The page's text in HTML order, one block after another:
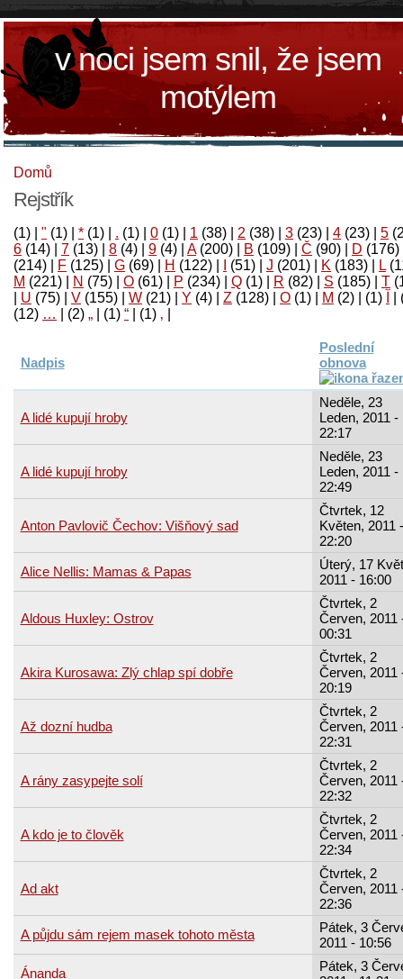
v noci jsem snil, že jsem
motýlem
Domů
Rejstřík
(1) " (1) * (1) . (1) 0 (1) 1 (38) 2 (38) 3 (23) 4 (23) 5
6 (14) 7 (13) 8 (4) 9 (4) A(200) B (109) Č (90) D (176)
(214)
F (125) G (69) H (122) (51) J (201) K (183) L
M (221) N (75) O (61) P (234) Q (1) R (82) S (185) T
U (75) V (155) W (21) Y (4) Z (128) Ο (1) М (2)
(1)
‚
(1)
“
(1)
„
(2)
…
(12)
Nadpis
Poslední
obnova
A lidé kupují hroby
Neděle, 23
Leden, 2011 -
22:17
A lidé kupují hroby
Neděle, 23
Leden, 2011 -
22:49
Anton Pavlovič Čechov: Višňový sad
Čtvrtek, 12
Květen, 2011 -
22:20
Alice Nellis: Mamas & Papas
Úterý, 17
2011 - 16:00
Aldous Huxley: Ostrov
Čtvrtek, 2
Červen, 2011
00:31
Akira Kurosawa: Zlý chlap spí dobře
Čtvrtek, 2
Červen, 2011
20:19
Až dozní hudba
Čtvrtek, 2
Červen, 2011
22:31
A rány zasypejte solí
Čtvrtek, 2
Červen, 2011
22:32
A kdo je to člověk
Čtvrtek, 2
Červen, 2011
22:34
Ad akt
Čtvrtek, 2
Červen, 2011
22:36
A půjdu sám rejem masek tohoto města
Pátek, 3
2011 - 10:56
Ánanda
Pátek, 3